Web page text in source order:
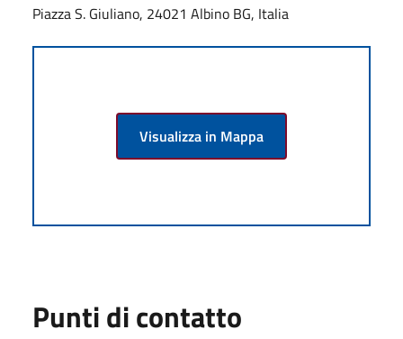
Piazza S. Giuliano, 24021 Albino BG, Italia
Visualizza in Mappa
Punti di contatto